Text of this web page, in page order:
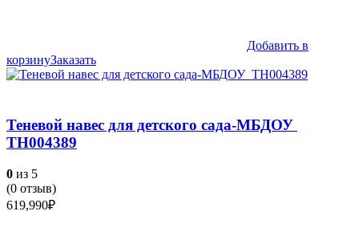
Добавить в
корзинуЗаказать
Теневой навес для детского сада-МБДОУ
ТН004389
0 из 5
(0 отзыв)
619,990₽